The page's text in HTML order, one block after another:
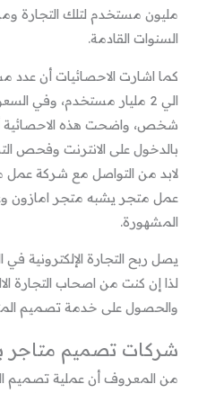
مليون مستخدم لتلك التجارة
السنوات القادمة.
كما اشارت الاحصائيات أن عدد
بالدخول على الانترنت وفحص
لابد من التواصل مع شركة عمل
عمل متجر يشبه متجر امازون
المشهورة.
لذا إن كنت من اصحاب التجارة
والحصول على خدمة تصميم
شركات تصميم متاجر
من المعروف أن عملية تصميم